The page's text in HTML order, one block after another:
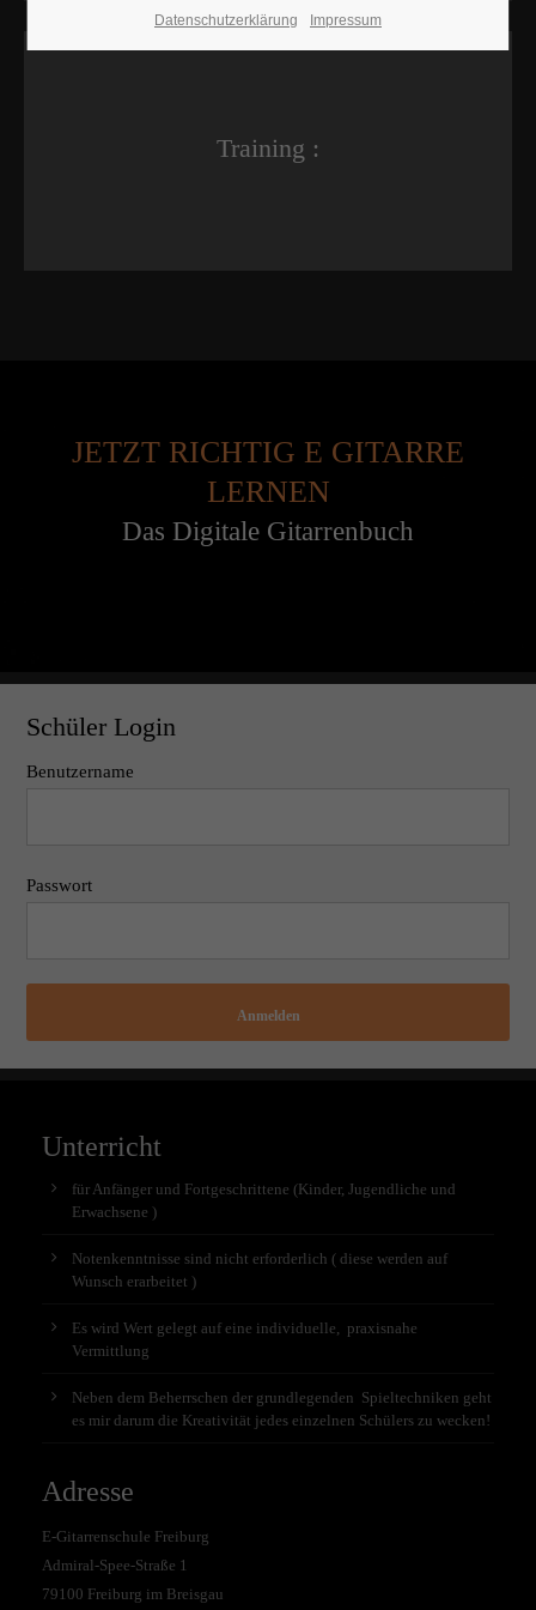
Training :
JETZT RICHTIG E GITARRE
LERNEN
Das Digitale Gitarrenbuch
Schüler Login
Benutzername
Passwort
Anmelden
Unterricht
für Anfänger und Fortgeschrittene (Kinder, Jugendliche und
Erwachsene )
Notenkenntnisse sind nicht erforderlich ( diese werden auf
Wunsch erarbeitet )
Es wird Wert gelegt auf eine individuelle, praxisnahe
Vermittlung
Neben dem Beherrschen der grundlegenden Spieltechniken geht
es mir darum die Kreativität jedes einzelnen Schülers zu wecken!
Adresse
E-Gitarrenschule Freiburg
Admiral-Spee-Straße 1
79100 Freiburg im Breisgau
Datenschutzerklärung Impressum